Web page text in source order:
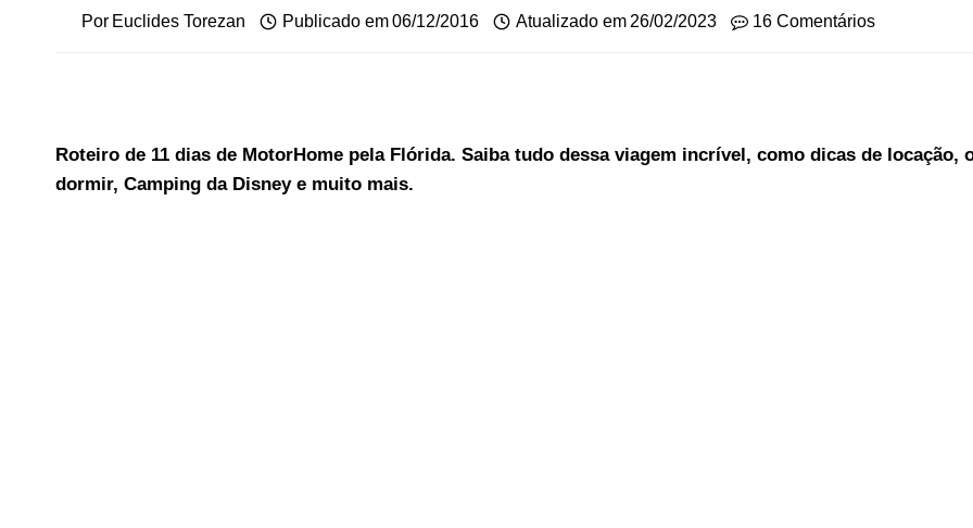
Por Euclides Torezan Publicado em06/12/2016 Atualizado em 26/02/2023 16 Comentários
Roteiro de 11 dias de MotorHome pela Flórida. Saiba tudo dessa viagem incrível, como dicas de locação,
dormir, Camping da Disney e muito mais.